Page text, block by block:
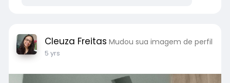
Cleuza Freitas Mudou sua imagem de perfil
5 yrs